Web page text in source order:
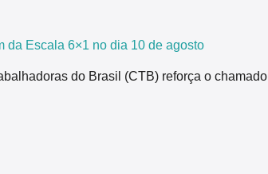
da Escala 6×1 no dia 10 de agosto
do Brasil (CTB) reforça o